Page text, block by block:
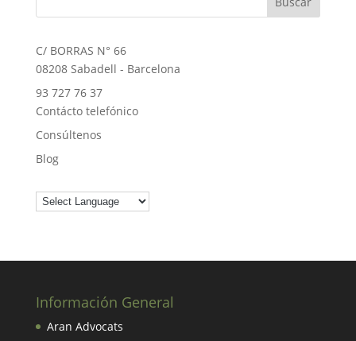
C/ BORRAS N° 66
08208 Sabadell - Barcelona
93 727 76 37
Contácto telefónico
Consúltenos
Blog
Información General
Aran Advocats